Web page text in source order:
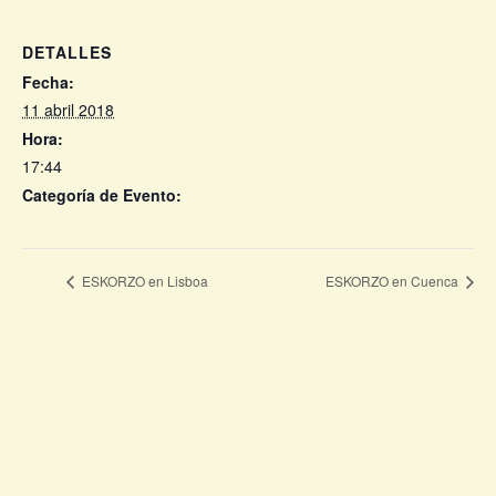
DETALLES
Fecha:
11 abril 2018
Hora:
17:44
Categoría de Evento:
ESKORZO en Lisboa ESKORZO en Cuenca